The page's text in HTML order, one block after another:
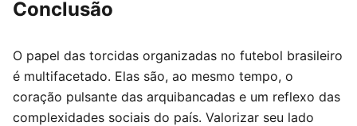
Conclusão
O papel das torcidas organizadas no futebol brasileiro
é multifacetado. Elas são, ao mesmo tempo, o
coração pulsante das arquibancadas e um reflexo das
complexidades sociais do país. Valorizar seu lado